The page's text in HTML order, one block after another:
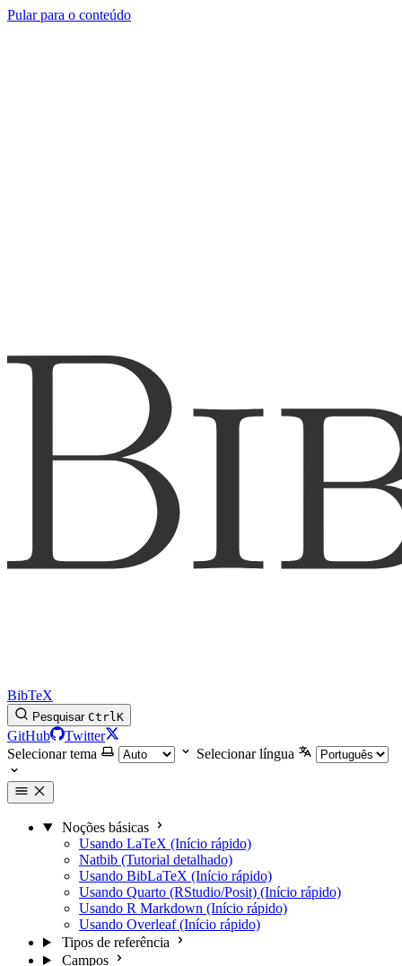
Pular para o conteúdo
BibTeX
Pesquisar CtrlK
GitHub
Twitter
Selecionar tema
Selecionar língua
Noções básicas
Usando LaTeX (Início rápido)
Natbib (Tutorial detalhado)
Usando BibLaTeX (Início rápido)
Usando Quarto (RStudio/Posit) (Início rápido)
Usando R Markdown (Início rápido)
Usando Overleaf (Início rápido)
Tipos de referência
Campos